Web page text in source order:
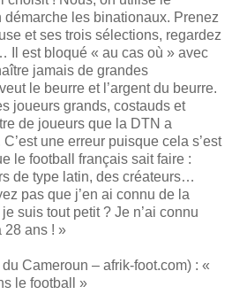
démarche les binationaux. Prenez
et ses trois sélections, regardez
Il est bloqué « au cas où » avec
jamais de grandes
le beurre et l’argent du beurre.
joueurs grands, costauds et
de joueurs que la DTN a
une erreur puisque cela s’est
le football français sait faire :
de type latin, des créateurs…
pas que j’en ai connu de la
suis tout petit ? Je n’ai connu
28 ans ! »
Cameroun – afrik-foot.com) : «
le football »